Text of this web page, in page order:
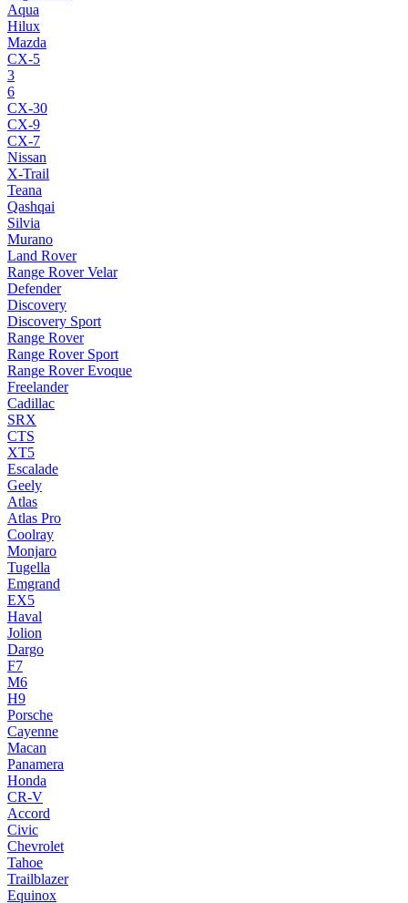
Aqua
Hilux
Mazda
CX-5
3
6
CX-30
CX-9
CX-7
Nissan
X-Trail
Teana
Qashqai
Silvia
Murano
Land Rover
Range Rover Velar
Defender
Discovery
Discovery Sport
Range Rover
Range Rover Sport
Range Rover Evoque
Freelander
Cadillac
SRX
CTS
XT5
Escalade
Geely
Atlas
Atlas Pro
Coolray
Monjaro
Tugella
Emgrand
EX5
Haval
Jolion
Dargo
F7
M6
H9
Porsche
Cayenne
Macan
Panamera
Honda
CR-V
Accord
Civic
Chevrolet
Tahoe
Trailblazer
Equinox